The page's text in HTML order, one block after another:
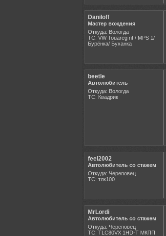
Daniloff
Мастер вождения
Откуда: Вологда
ТС: VW Touareg nf / MPS 1/
Бурёнка/ Буханка
beetle
Автолюбитель
Откуда: Вологда
ТС: Квадрик
feel2002
Автолюбитель со стажем
Откуда: Череповец
ТС: тлк100
MrLordi
Автолюбитель со стажем
Откуда: Череповец
ТС: TLC80VX 1HD-T МКПП